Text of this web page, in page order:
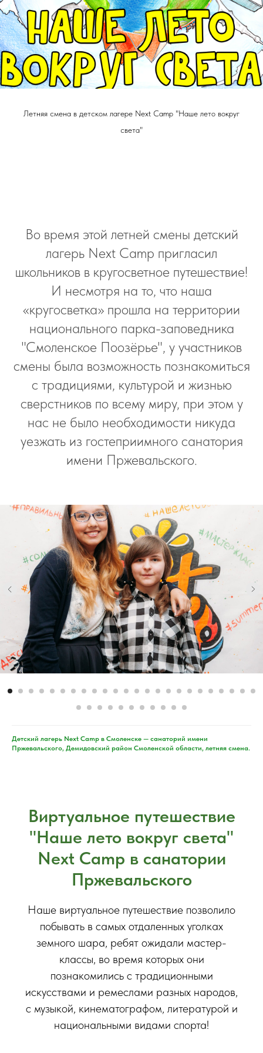
Летняя смена в детском лагере Next Camp "Наше лето вокруг
света"
Во время этой летней смены детский
лагерь Next Camp пригласил
школьников в кругосветное путешествие!
И несмотря на то, что наша
«кругосветка» прошла на территории
национального парка-заповедника
"Смоленское Поозёрье", у участников
смены была возможность познакомиться
с традициями, культурой и жизнью
сверстников по всему миру, при этом у
нас не было необходимости никуда
уезжать из гостеприимного санатория
имени Пржевальского.
Детский лагерь Next Camp в Смоленске — санаторий имени
Пржевальского, Демидовский район Смоленской области, летняя смена.
Виртуальное путешествие
"Наше лето вокруг света"
Next Camp в санатории
Пржевальского
Наше виртуальное путешествие позволило
побывать в самых отдаленных уголках
земного шара, ребят ожидали мастер-
классы, во время которых они
познакомились с традиционными
искусствами и ремеслами разных народов,
с музыкой, кинематографом, литературой и
национальными видами спорта!